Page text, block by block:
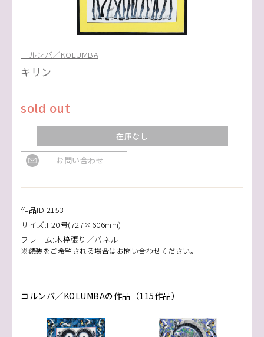
コルンバ／KOLUMBA
キリン
sold out
在庫なし
お問い合わせ
作品ID:2153
サイズ:F20号(727×606mm)
フレーム:木枠張り／パネル
※額装をご希望される場合はお問い合わせください。
コルンバ／KOLUMBAの作品（115作品）